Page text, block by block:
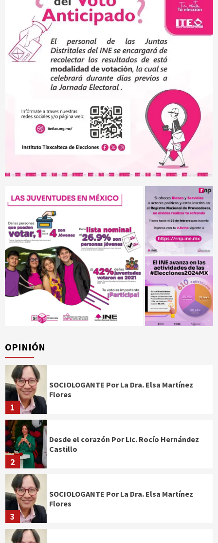
OPINIÓN
1
SOCIOLOGANTE Por La Dra. Elsa Martínez
Flores
2
Desde el corazón Por Lic. Rocío Hernández
Castillo
3
SOCIOLOGANTE Por La Dra. Elsa Martínez
Flores